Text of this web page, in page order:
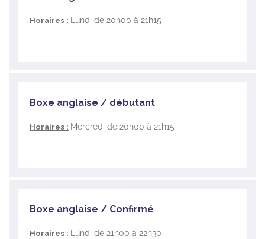
exercices techniques rien n’est laissé au hasard afin de
Horaires : Lundi de 20h00 à 21h15
Boxe anglaise / débutant
Horaires : Mercredi de 20h00 à 21h15
Boxe anglaise / Confirmé
Horaires : Lundi de 21h00 à 22h30